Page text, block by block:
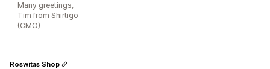
Many greetings,
Tim from Shirtigo
(CMO)
Roswitas Shop